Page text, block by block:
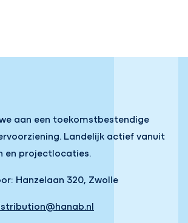
aan een toekomstbestendige
Landelijk actief vanuit
en projectlocaties.
Hanzelaan 320, Zwolle